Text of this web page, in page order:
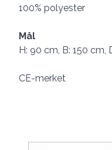
100% polyester
Mål
H: 90 cm, B: 150 cm,
CE-merket